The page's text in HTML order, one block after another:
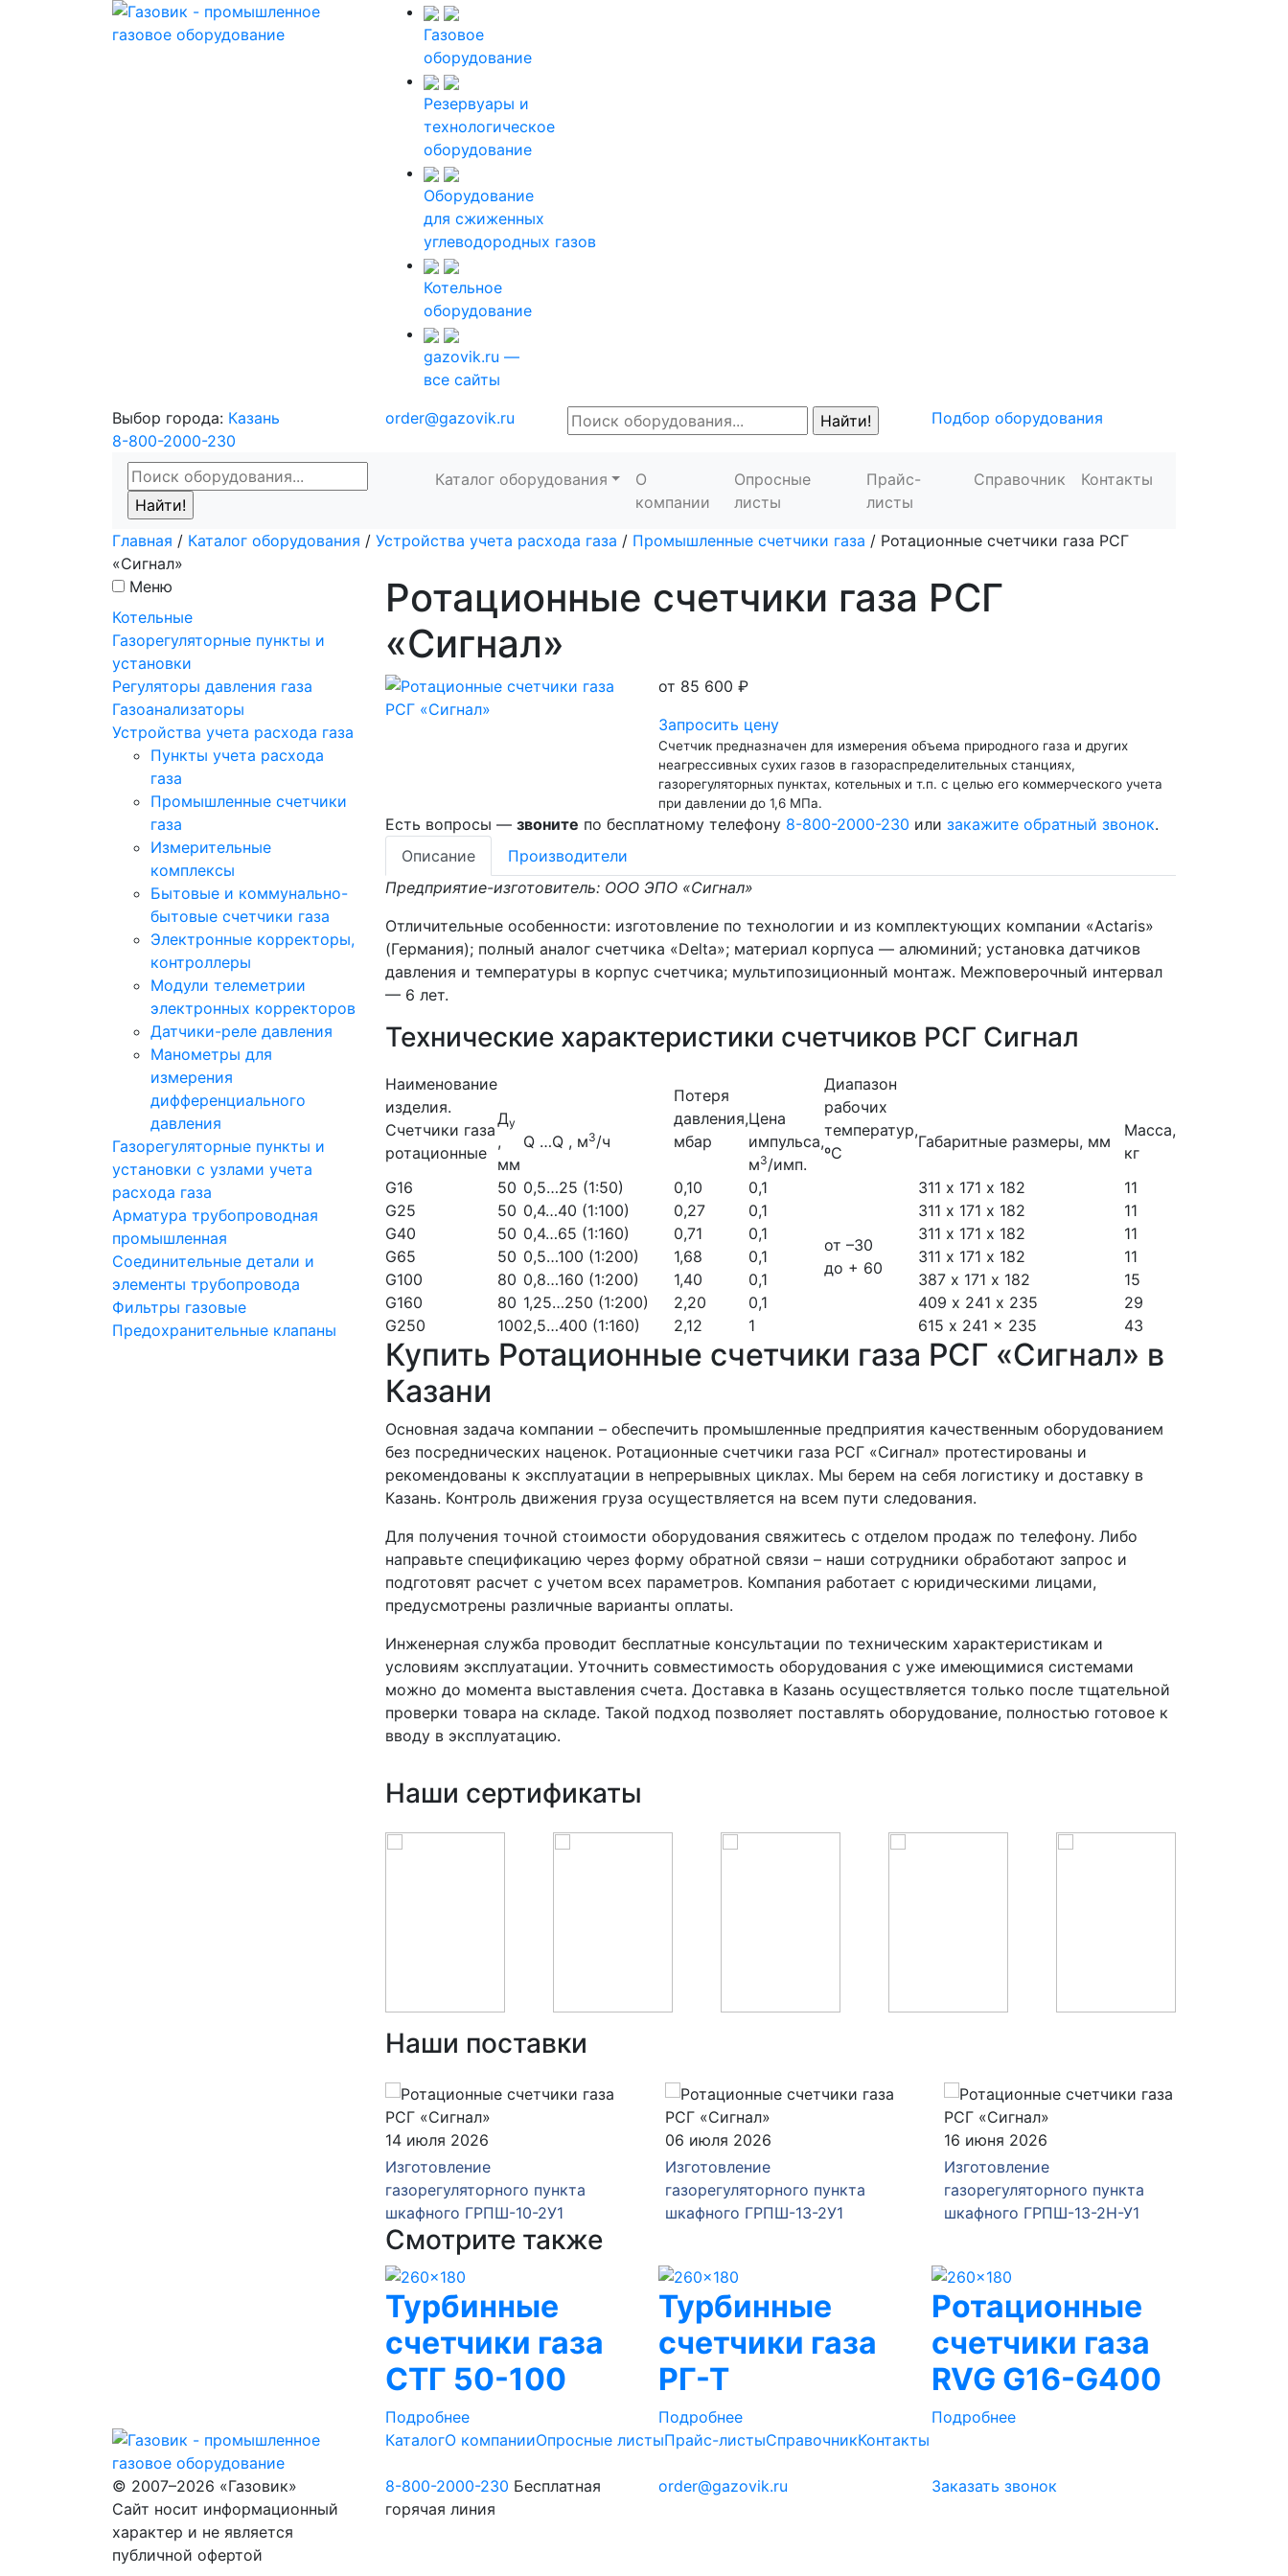
Газовое
оборудование
Резервуары и
технологическое
оборудование
Оборудование
для сжиженных
углеводородных газов
Котельное
оборудование
gazovik.ru —
все сайты
Выбор города: Казань
8-800-2000-230
order@gazovik.ru Подбор оборудования
Каталог оборудования
О
компании
Опросные
листы
Прайс-
листы
Справочник Контакты
Главная / Каталог оборудования / Устройства учета расхода газа / Промышленные счетчики газа / Ротационные счетчики газа РСГ
«Сигнал»
Меню
Котельные
Газорегуляторные пункты и
установки
Регуляторы давления газа
Газоанализаторы
Устройства учета расхода газа
Пункты учета расхода
газа
Промышленные счетчики
газа
Измерительные
комплексы
Бытовые и коммунально-
бытовые счетчики газа
Электронные корректоры,
контроллеры
Модули телеметрии
электронных корректоров
Датчики-реле давления
Манометры для
измерения
дифференциального
давления
Газорегуляторные пункты и
установки с узлами учета
расхода газа
Арматура трубопроводная
промышленная
Соединительные детали и
элементы трубопровода
Фильтры газовые
Предохранительные клапаны
Ротационные счетчики газа РСГ
«Сигнал»
от 85 600 ₽
Запросить цену
Счетчик предназначен для измерения объема природного газа и других
неагрессивных сухих газов в газораспределительных станциях,
газорегуляторных пунктах, котельных и т.п. с целью его коммерческого учета
при давлении до 1,6 МПа.
Есть вопросы — звоните по бесплатному телефону 8-800-2000-230 или закажите обратный звонок.
Описание
Производители
Предприятие-изготовитель: ООО ЭПО «Сигнал»
Отличительные особенности: изготовление по технологии и из комплектующих компании «Actaris»
(Германия); полный аналог счетчика «Delta»; материал корпуса — алюминий; установка датчиков
давления и температуры в корпус счетчика; мультипозиционный монтаж. Межповерочный интервал
— 6 лет.
Технические характеристики счетчиков РСГ Сигнал
Наименование
изделия.
Счетчики газа
ротационные
Ду
,
мм
Q …Q , м3/ч
Потеря
давления,
мбар
Цена
импульса,
м3/имп.
Диапазон
рабочих
температур,
ºС
Габаритные размеры, мм
Масса,
кг
G16
G25
G40
G65
G100
G160
G250
50
50
50
50
80
80
100
0,5…25 (1:50)
0,4…40 (1:100)
0,4…65 (1:160)
0,5…100 (1:200)
0,8…160 (1:200)
1,25…250 (1:200)
2,5…400 (1:160)
0,10
0,27
0,71
1,68
1,40
2,20
2,12
0,1
0,1
0,1
0,1
0,1
0,1
1
от –30
до + 60
311 х 171 х 182
311 х 171 х 182
311 х 171 х 182
311 х 171 х 182
387 х 171 х 182
409 х 241 х 235
615 x 241 x 235
11
11
11
11
15
29
43
Купить Ротационные счетчики газа РСГ «Сигнал» в
Казани
Основная задача компании – обеспечить промышленные предприятия качественным оборудованием
без посреднических наценок. Ротационные счетчики газа РСГ «Сигнал» протестированы и
рекомендованы к эксплуатации в непрерывных циклах. Мы берем на себя логистику и доставку в
Казань. Контроль движения груза осуществляется на всем пути следования.
Для получения точной стоимости оборудования свяжитесь с отделом продаж по телефону. Либо
направьте спецификацию через форму обратной связи – наши сотрудники обработают запрос и
подготовят расчет с учетом всех параметров. Компания работает с юридическими лицами,
предусмотрены различные варианты оплаты.
Инженерная служба проводит бесплатные консультации по техническим характеристикам и
условиям эксплуатации. Уточнить совместимость оборудования с уже имеющимися системами
можно до момента выставления счета. Доставка в Казань осуществляется только после тщательной
проверки товара на складе. Такой подход позволяет поставлять оборудование, полностью готовое к
вводу в эксплуатацию.
Наши сертификаты
Наши поставки
14 июля 2026
Изготовление
газорегуляторного пункта
шкафного ГРПШ-10-2У1
06 июля 2026
Изготовление
газорегуляторного пункта
шкафного ГРПШ-13-2У1
16 июня 2026
Изготовление
газорегуляторного пункта
шкафного ГРПШ-13-2Н-У1
Смотрите также
Турбинные
счетчики газа
СТГ 50-100
Подробнее
Турбинные
счетчики газа
РГ-Т
Подробнее
Ротационные
счетчики газа
RVG G16-G400
Подробнее
КаталогО компанииОпросные листыПрайс-листыСправочникКонтакты
© 2007–2026 «Газовик»
Сайт носит информационный
характер и не является
публичной офертой
8-800-2000-230 Бесплатная
горячая линия
order@gazovik.ru Заказать звонок